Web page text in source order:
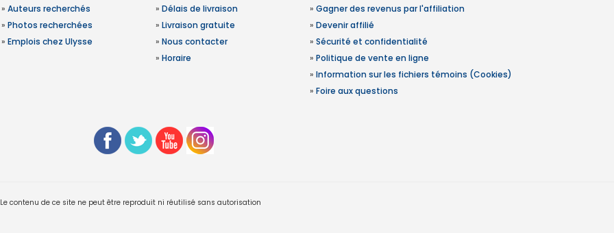
» Auteurs recherchés
» Photos recherchées
» Emplois chez Ulysse
» Délais de livraison
» Livraison gratuite
» Nous contacter
» Horaire
» Gagner des revenus par l'affiliation
» Devenir affilié
» Sécurité et confidentialité
» Politique de vente en ligne
» Information sur les fichiers témoins (Cookies)
» Foire aux questions
contenu de ce site ne peut être reproduit ni réutilisé sans autorisation